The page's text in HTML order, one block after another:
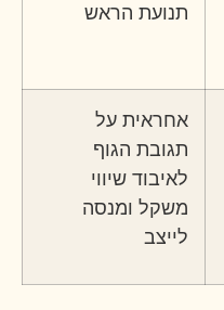
תנועת הראש
אחראית על
תגובת הגוף
לאיבוד שיווי
משקל ומנסה
לייצב